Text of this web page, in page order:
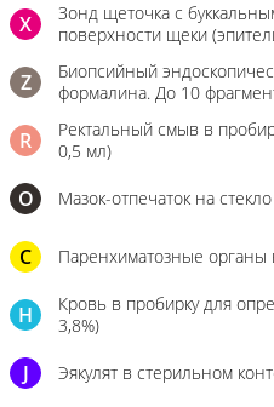
X
Зонд щеточка с
поверхности щеки
Z
Биопсийный
формалина. До 10
R
Ректальный смыв в
0,5 мл)
О Мазок-отпечаток на стекло
C Паренхиматозные органы
H
Кровь в пробирку для
3,8%)
J Эякулят в стерильном